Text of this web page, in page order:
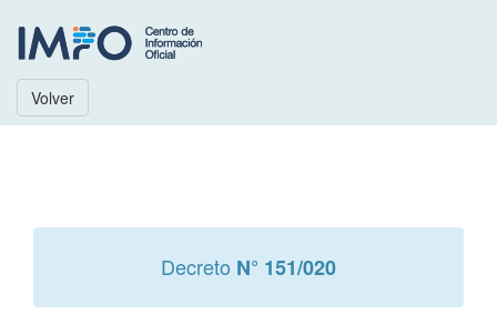
Volver
Decreto N° 151/020